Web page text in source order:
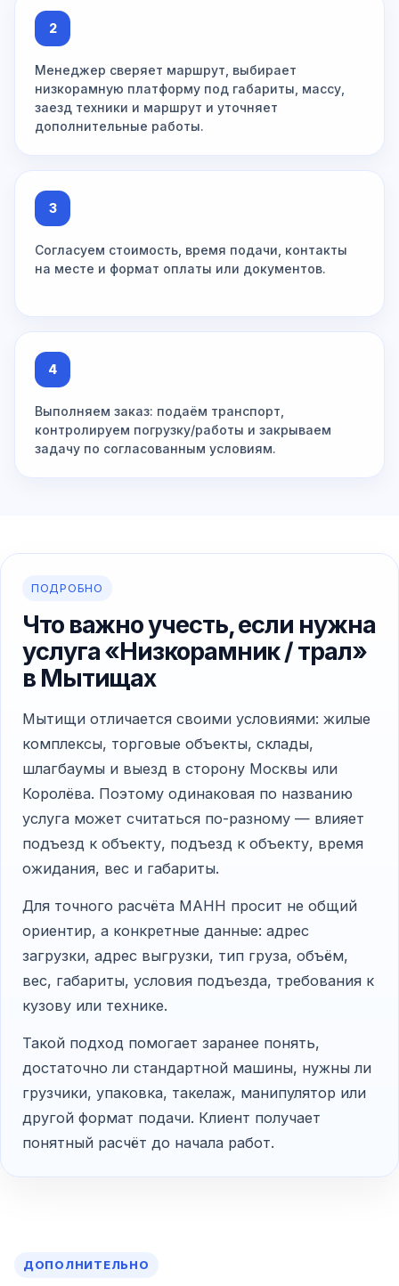
2
Менеджер сверяет маршрут, выбирает
низкорамную платформу под габариты, массу,
заезд техники и маршрут и уточняет
дополнительные работы.
3
Согласуем стоимость, время подачи, контакты
на месте и формат оплаты или документов.
4
Выполняем заказ: подаём транспорт,
контролируем погрузку/работы и закрываем
задачу по согласованным условиям.
ПОДРОБНО
Что важно учесть, если нужна
услуга «Низкорамник / трал»
в Мытищах
Мытищи отличается своими условиями: жилые
комплексы, торговые объекты, склады,
шлагбаумы и выезд в сторону Москвы или
Королёва. Поэтому одинаковая по названию
услуга может считаться по-разному — влияет
подъезд к объекту, подъезд к объекту, время
ожидания, вес и габариты.
Для точного расчёта МАНН просит не общий
ориентир, а конкретные данные: адрес
загрузки, адрес выгрузки, тип груза, объём,
вес, габариты, условия подъезда, требования к
кузову или технике.
Такой подход помогает заранее понять,
достаточно ли стандартной машины, нужны ли
грузчики, упаковка, такелаж, манипулятор или
другой формат подачи. Клиент получает
понятный расчёт до начала работ.
ДОПОЛНИТЕЛЬНО